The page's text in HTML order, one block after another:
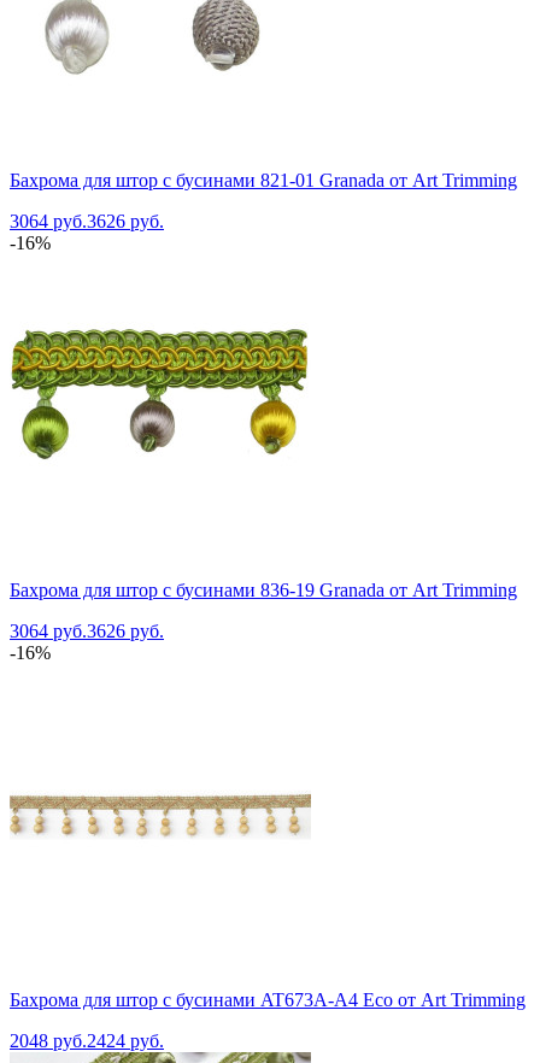
Бахрома для штор с бусинами 821-01 Granada от Art Trimming
3064 руб.3626 руб.
-16%
Бахрома для штор с бусинами 836-19 Granada от Art Trimming
3064 руб.3626 руб.
-16%
Бахрома для штор с бусинами AT673A-A4 Eco от Art Trimming
2048 руб.2424 руб.